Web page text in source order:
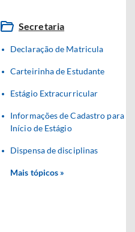
Secretaria
Declaração de Matricula
Carteirinha de Estudante
Estágio Extracurricular
Informações de Cadastro para
Início de Estágio
Dispensa de disciplinas
Mais tópicos »